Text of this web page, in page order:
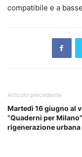
compatibile e a
Articolo precedente
Martedì 16 giugno al
“Quaderni per
rigenerazione urbana